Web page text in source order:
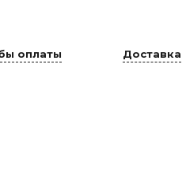
оплаты Доставка